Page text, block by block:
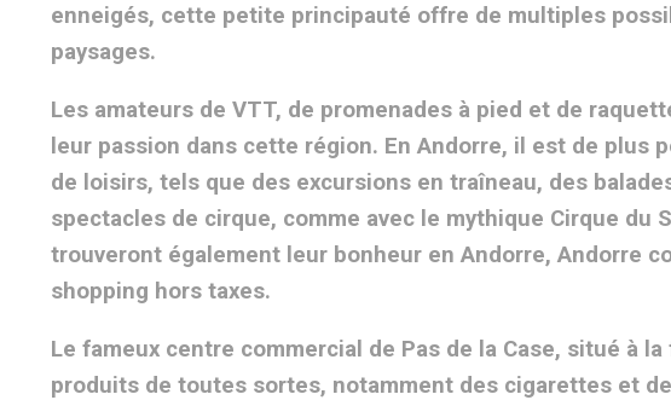
enneigés, cette petite principauté offre de multiples
paysages.
Les amateurs de VTT, de promenades à pied et de
leur passion dans cette région. En Andorre, il est de plus
de loisirs, tels que des excursions en traîneau, des
spectacles de cirque, comme avec le mythique Cirque du
trouveront également leur bonheur en Andorre, Andorre
shopping hors taxes.
Le fameux centre commercial de Pas de la Case, situé à
produits de toutes sortes, notamment des cigarettes et